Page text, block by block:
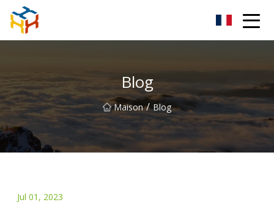
Blog
Maison / Blog
Jul 01, 2023